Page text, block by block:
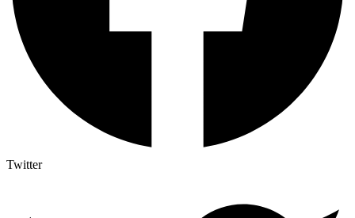
Twitter